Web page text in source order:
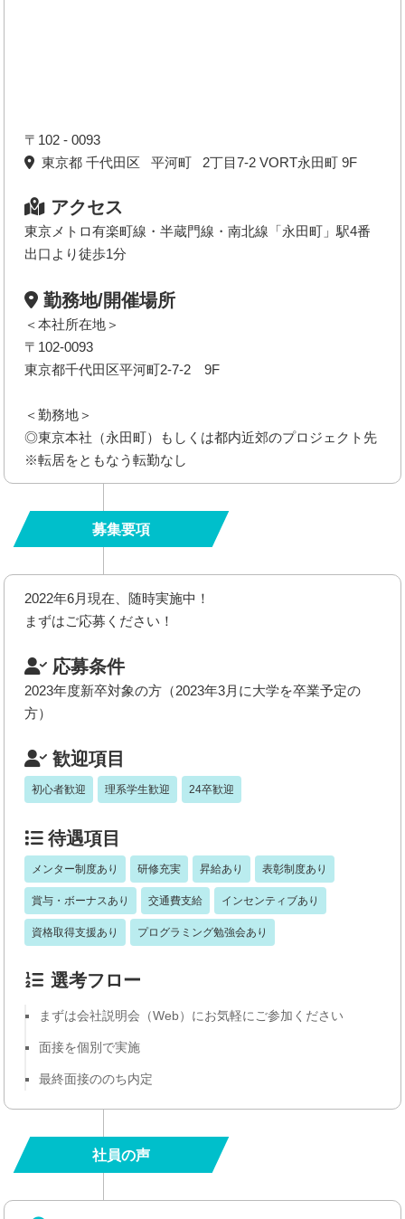
〒102 - 0093
東京都 千代田区 平河町 2丁目7-2 VORT永田町 9F
アクセス
東京メトロ有楽町線・半蔵門線・南北線「永田町」駅4番
出口より徒歩1分
勤務地/開催場所
＜本社所在地＞
〒102-0093
東京都千代田区平河町2-7-2 9F
＜勤務地＞
◎東京本社（永田町）もしくは都内近郊のプロジェクト先
※転居をともなう転勤なし
募集要項
2022年6月現在、随時実施中！
まずはご応募ください！
応募条件
2023年度新卒対象の方（2023年3月に大学を卒業予定の
方）
歓迎項目
初心者歓迎 理系学生歓迎 24卒歓迎
待遇項目
メンター制度あり 研修充実 昇給あり 表彰制度あり
賞与・ボーナスあり 交通費支給 インセンティブあり
資格取得支援あり プログラミング勉強会あり
選考フロー
まずは会社説明会（Web）にお気軽にご参加ください
面接を個別で実施
最終面接ののち内定
社員の声